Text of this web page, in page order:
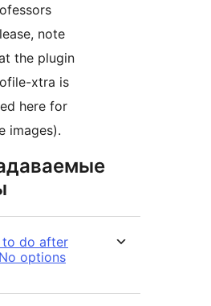
note
the plugin
xtra is
here for
images).
to do after
options